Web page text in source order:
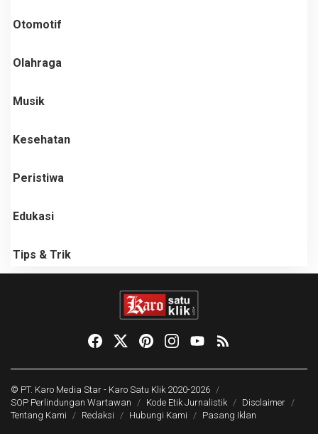
Otomotif
Olahraga
Musik
Kesehatan
Peristiwa
Edukasi
Tips & Trik
© PT. Karo Media Star - Karo Satu Klik 2020-2026
SOP Perlindungan Wartawan
Kode Etik Jurnalistik
Disclaimer
Tentang Kami
Redaksi Hubungi Kami Pasang Iklan